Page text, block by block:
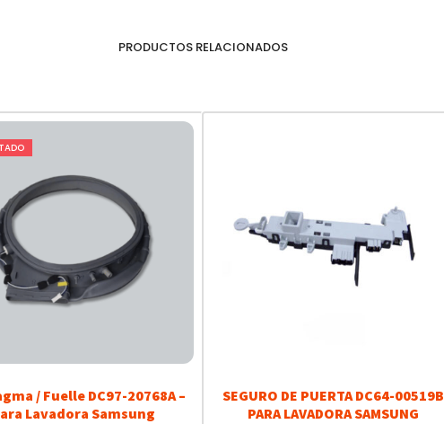
PRODUCTOS RELACIONADOS
/ Fuelle DC97-20768A –
Lavadora Samsung
SEGURO DE PUERTA DC64-00519B
PARA LAVADORA SAMSUNG